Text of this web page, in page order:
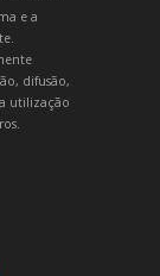
e a
difusão,
utilização